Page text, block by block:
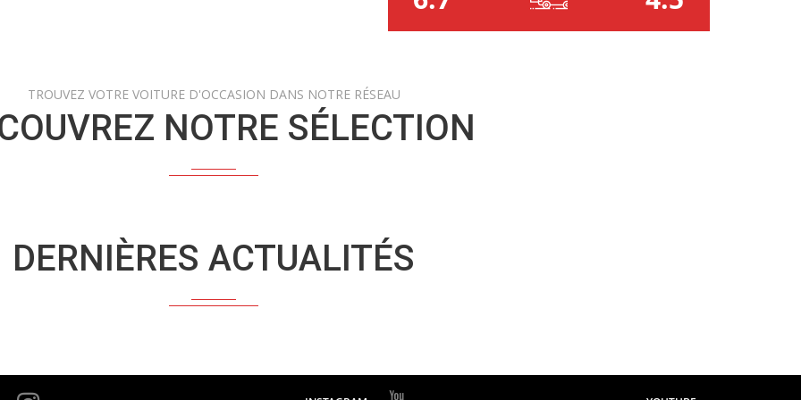
TROUVEZ VOTRE VOITURE D'OCCASION DANS NOTRE RÉSEAU
NOTRE SÉLECTION
DERNIÈRES ACTUALITÉS